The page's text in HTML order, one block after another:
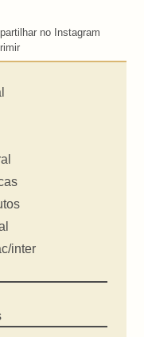
no Instagram
inter